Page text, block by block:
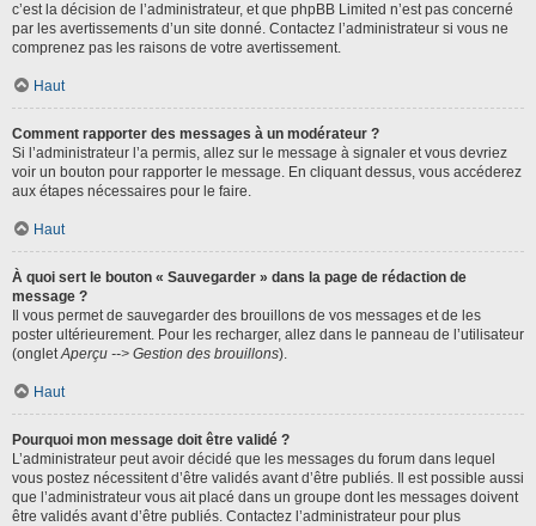
c’est la décision de l’administrateur, et que phpBB Limited n’est pas concerné
par les avertissements d’un site donné. Contactez l’administrateur si vous ne
comprenez pas les raisons de votre avertissement.
Haut
Comment rapporter des messages à un modérateur ?
Si l’administrateur l’a permis, allez sur le message à signaler et vous devriez
voir un bouton pour rapporter le message. En cliquant dessus, vous accéderez
aux étapes nécessaires pour le faire.
Haut
À quoi sert le bouton « Sauvegarder » dans la page de rédaction de
message ?
Il vous permet de sauvegarder des brouillons de vos messages et de les
poster ultérieurement. Pour les recharger, allez dans le panneau de l’utilisateur
(ongletAperçu --> Gestion des brouillons).
Haut
Pourquoi mon message doit être validé ?
L’administrateur peut avoir décidé que les messages du forum dans lequel
vous postez nécessitent d’être validés avant d’être publiés. Il est possible aussi
que l’administrateur vous ait placé dans un groupe dont les messages doivent
être validés avant d’être publiés. Contactez l’administrateur pour plus